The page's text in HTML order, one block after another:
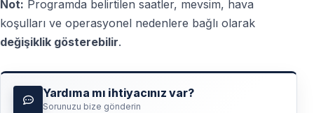
Not: Programda belirtilen saatler, mevsim, hava
koşulları ve operasyonel nedenlere bağlı olarak
değişiklik gösterebilir.
Yardıma mı ihtiyacınız var?
Sorunuzu bize gönderin